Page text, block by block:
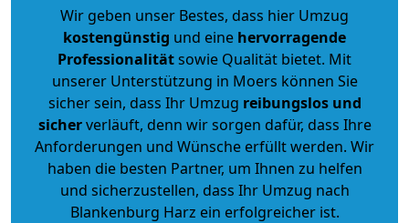
Wir geben unser Bestes, dass hier Umzug
kostengünstig und eine hervorragende
Professionalitätsowie Qualität bietet. Mit
unserer Unterstützung in Moers können Sie
sicher sein, dass Ihr Umzug reibungslos und
sicherverläuft, denn wir sorgen dafür, dass Ihre
Anforderungen und Wünsche erfüllt werden. Wir
haben die besten Partner, um Ihnen zu helfen
und sicherzustellen, dass Ihr Umzug nach
Blankenburg Harz ein erfolgreicher ist.